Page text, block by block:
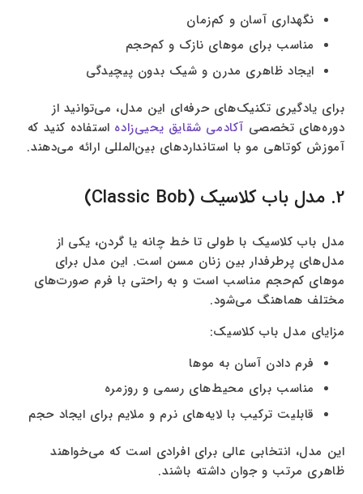
نگهداری آسان و کم‌زمان
مناسب برای موهای نازک و کم‌حجم
ایجاد ظاهری مدرن و شیک بدون پیچیدگی
برای یادگیری تکنیک‌های حرفه‌ای این مدل، می‌توانید از
دوره‌های تخصصی آکادمی شقایق یحیی‌زاده استفاده کنید که
آموزش کوتاهی مو با استانداردهای بین‌المللی ارائه می‌دهند.
2. مدل باب کلاسیک (Classic Bob)
مدل باب کلاسیک با طولی تا خط چانه یا گردن، یکی از
مدل‌های پرطرفدار بین زنان مسن است. این مدل برای
موهای کم‌حجم مناسب است و به راحتی با فرم صورت‌های
مختلف هماهنگ می‌شود.
مزایای مدل باب کلاسیک:
فرم دادن آسان به موها
مناسب برای محیط‌های رسمی و روزمره
قابلیت ترکیب با لایه‌های نرم و ملایم برای ایجاد حجم
این مدل، انتخابی عالی برای افرادی است که می‌خواهند
ظاهری مرتب و جوان داشته باشند.